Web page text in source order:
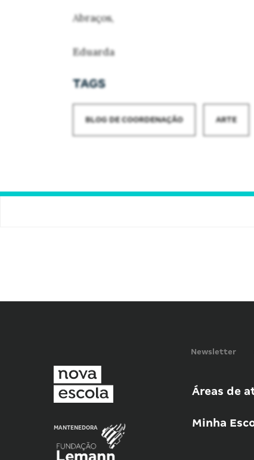
Abraços,
Eduarda
TAGS
BLOG DE COORDENAÇÃO ARTE
MANTENEDORA
Newsletter
Áreas de
Minha